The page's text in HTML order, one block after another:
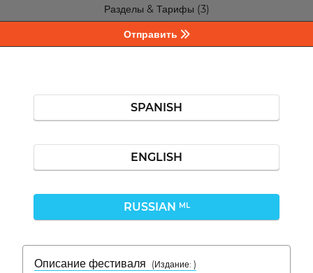
Разделы & Тарифы (3)
Отправить
SPANISH
ENGLISH
RUSSIAN ML
Описание фестиваля
( Издание: )